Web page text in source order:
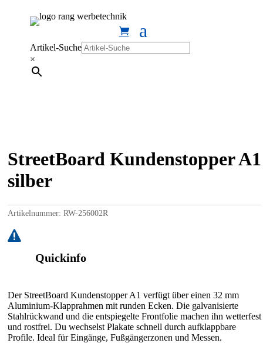
Artikel-Suche
×
StreetBoard Kundenstopper A1
silber
Artikelnummer: RW-256002R

Quickinfo
Der StreetBoard Kundenstopper A1 verfügt über einen 32 mm
Aluminium-Klapprahmen mit runden Ecken. Die galvanisierte
Stahlrückwand und die entspiegelte Frontfolie machen ihn wetterfest
und rostfrei. Du wechselst Plakate schnell durch aufklappbare
Profile. Ideal für Eingänge, Fußgängerzonen und Messen.